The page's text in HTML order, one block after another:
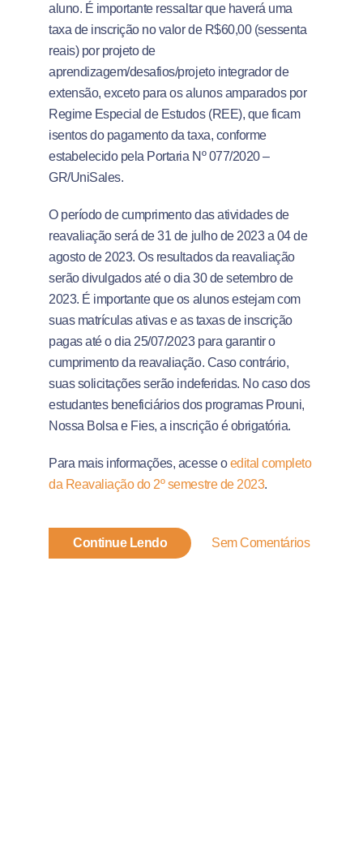
aluno. É importante ressaltar que haverá uma
taxa de inscrição no valor de R$60,00 (sessenta
reais) por projeto de
aprendizagem/desafios/projeto integrador de
extensão, exceto para os alunos amparados por
Regime Especial de Estudos (REE), que ficam
isentos do pagamento da taxa, conforme
estabelecido pela Portaria Nº 077/2020 –
GR/UniSales.
O período de cumprimento das atividades de
reavaliação será de 31 de julho de 2023 a 04 de
agosto de 2023. Os resultados da reavaliação
serão divulgados até o dia 30 de setembro de
2023. É importante que os alunos estejam com
suas matrículas ativas e as taxas de inscrição
pagas até o dia 25/07/2023 para garantir o
cumprimento da reavaliação. Caso contrário,
suas solicitações serão indeferidas. No caso dos
estudantes beneficiários dos programas Prouni,
Nossa Bolsa e Fies, a inscrição é obrigatória.
Para mais informações, acesse oedital completo
da Reavaliação do 2º semestre de 2023.
Continue Lendo Sem Comentários